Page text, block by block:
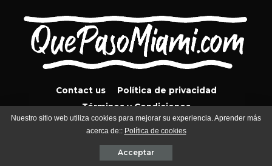
Contact us
Política de privacidad
Términos y Condiciones
QuePasoMiami.com 2024
Nuestro sitio web utiliza cookies para mejorar su experiencia. Aprender más
acerca de:: Política de cookies
Acceptar